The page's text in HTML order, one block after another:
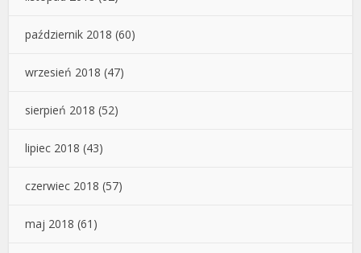
październik 2018 (60)
wrzesień 2018 (47)
sierpień 2018 (52)
lipiec 2018 (43)
czerwiec 2018 (57)
maj 2018 (61)